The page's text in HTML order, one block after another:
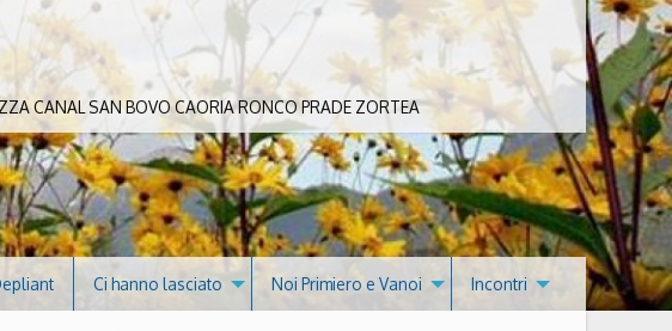
CANAL SAN BOVO CAORIA RONCO PRADE ZORTEA
Ci hanno lasciato Noi Primiero e Vanoi Incontri